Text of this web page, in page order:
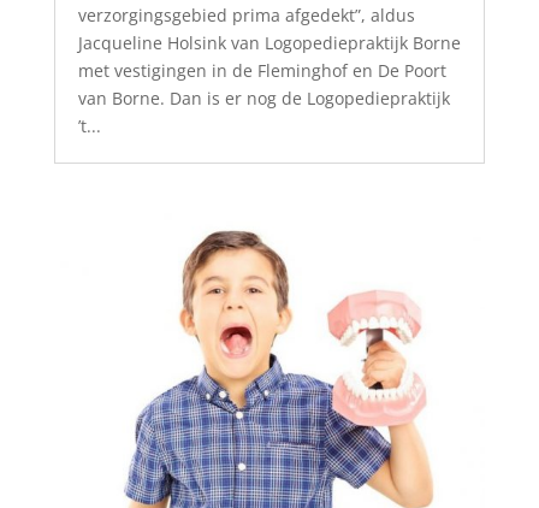
verzorgingsgebied prima afgedekt”, aldus
Jacqueline Holsink van Logopediepraktijk Borne
met vestigingen in de Fleminghof en De Poort
van Borne. Dan is er nog de Logopediepraktijk
’t...